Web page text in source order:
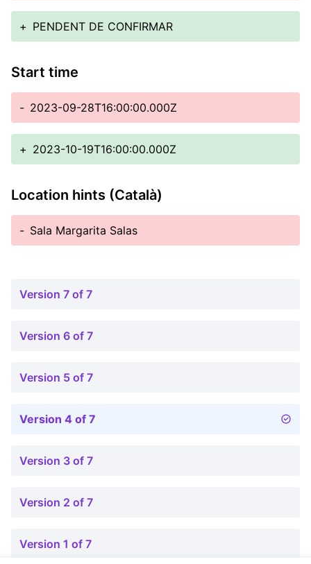
+ PENDENT DE CONFIRMAR
Start time
- 2023-09-28T16:00:00.000Z
+ 2023-10-19T16:00:00.000Z
Location hints (Català)
- Sala Margarita Salas
Version 7 of 7
Version 6 of 7
Version 5 of 7
Version 4 of 7
Version 3 of 7
Version 2 of 7
Version 1 of 7